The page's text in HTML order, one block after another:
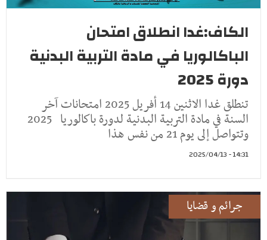
الكاف:غدا انطلاق امتحان
الباكالوريا في مادة التربية البدنية
دورة 2025
تنطلق غدا الاثنين 14 أفريل 2025 امتحانات آخر
السنة في مادة التربية البدنية لدورة باكالوريا 2025
وتتواصل إلى يوم 21 من نفس هذا
14:31 - 2025/04/13
جرائم و قضايا